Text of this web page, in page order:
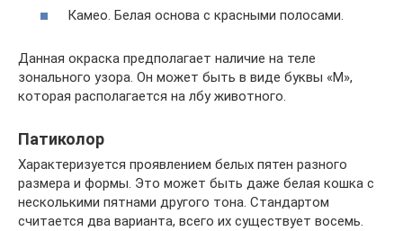
Камео. Белая основа с красными полосами.
Данная окраска предполагает наличие на теле
зонального узора. Он может быть в виде буквы «М»,
которая располагается на лбу животного.
Патиколор
Характеризуется проявлением белых пятен разного
размера и формы. Это может быть даже белая кошка с
несколькими пятнами другого тона. Стандартом
считается два варианта, всего их существует восемь.